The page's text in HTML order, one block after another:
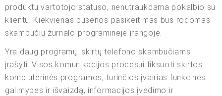
produktų vartotojo statuso, nenutraukdama pokalbio su
klientu. Kiekvienas būsenos pasikeitimas bus rodomas
skambučių žurnalo programinėje įrangoje.
Yra daug programų, skirtų telefono skambučiams
įrašyti. Visos komunikacijos procesui fiksuoti skirtos
kompiuterinės programos, turinčios įvairias funkcines
galimybes ir išvaizdą, informacijos įvedimo ir